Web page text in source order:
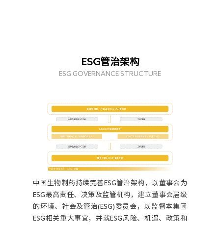
ESG管治架构
ESG GOVERNANCE STRUCTURE
中国生物制药持续完善ESG管治架构，以董事会为
ESG最高责任、决策及监管机构，建立董事会层级
的环境、社会及管治(ESG)委员会，以监督本集团
ESG相关重大事宜，并就ESG风险、机遇、政策和